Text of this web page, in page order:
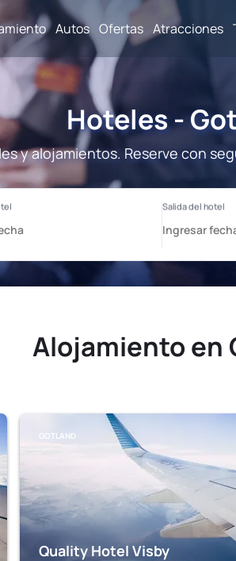
Autos Ofertas Atracciones
Hoteles -
y alojamientos. Reserve con
Alojamiento en
GOTLAND
Quality Hotel Visby